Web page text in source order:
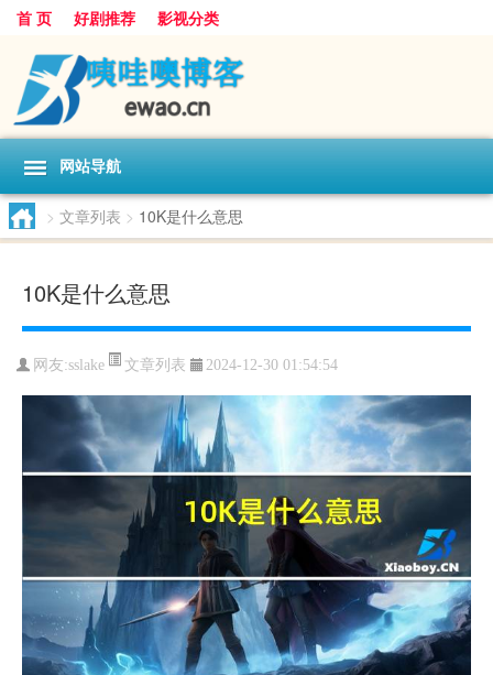
首 页 好剧推荐 影视分类
网站导航
> 文章列表 > 10K是什么意思
10K是什么意思
网友:sslake 文章列表 2024-12-30 01:54:54